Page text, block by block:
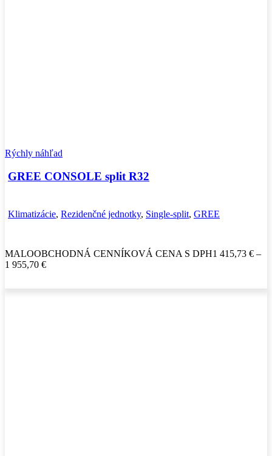
Rýchly náhľad
GREE CONSOLE split R32
Klimatizácie, Rezidenčné jednotky, Single-split, GREE
MALOOBCHODNÁ CENNÍKOVÁ CENA S DPH1 415,73 € –
1 955,70 €